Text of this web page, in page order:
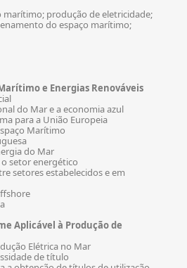
marítimo; produção de eletricidade;
do espaço marítimo;
e Energias Renováveis
do Mar e a economia azul
para a União Europeia
Marítimo
do Mar
o setor energético
setores estabelecidos e em
Aplicável à Produção de
Elétrica no Mar
de título